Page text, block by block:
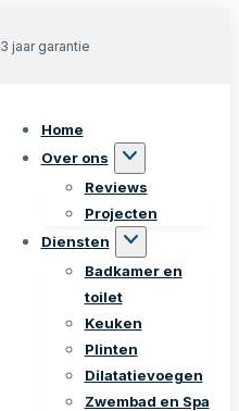
3 jaar garantie
Home
Over ons
Reviews
Projecten
Diensten
Badkamer en
toilet
Keuken
Plinten
Dilatatievoegen
Zwembad en Spa